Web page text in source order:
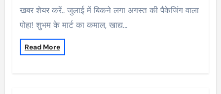
खबर शेयर करें.. जुलाई में बिकने लगा अगस्त की पैकेजिंग वाला
पोहा! शुभम के मार्ट का कमाल, खाद्य…
Read More